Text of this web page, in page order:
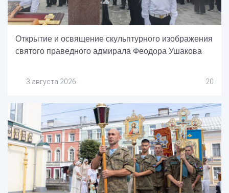
Открытие и освящение скульптурного изображения
святого праведного адмирала Феодора Ушакова
3 августа 2026 20